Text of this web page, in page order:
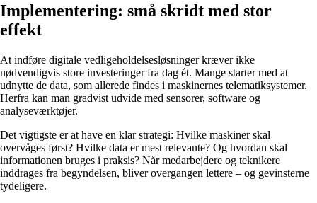
Implementering: små skridt med stor
effekt
At indføre digitale vedligeholdelsesløsninger kræver ikke
nødvendigvis store investeringer fra dag ét. Mange starter med at
udnytte de data, som allerede findes i maskinernes telematiksystemer.
Herfra kan man gradvist udvide med sensorer, software og
analyseværktøjer.
Det vigtigste er at have en klar strategi: Hvilke maskiner skal
overvåges først? Hvilke data er mest relevante? Og hvordan skal
informationen bruges i praksis? Når medarbejdere og teknikere
inddrages fra begyndelsen, bliver overgangen lettere – og gevinsterne
tydeligere.